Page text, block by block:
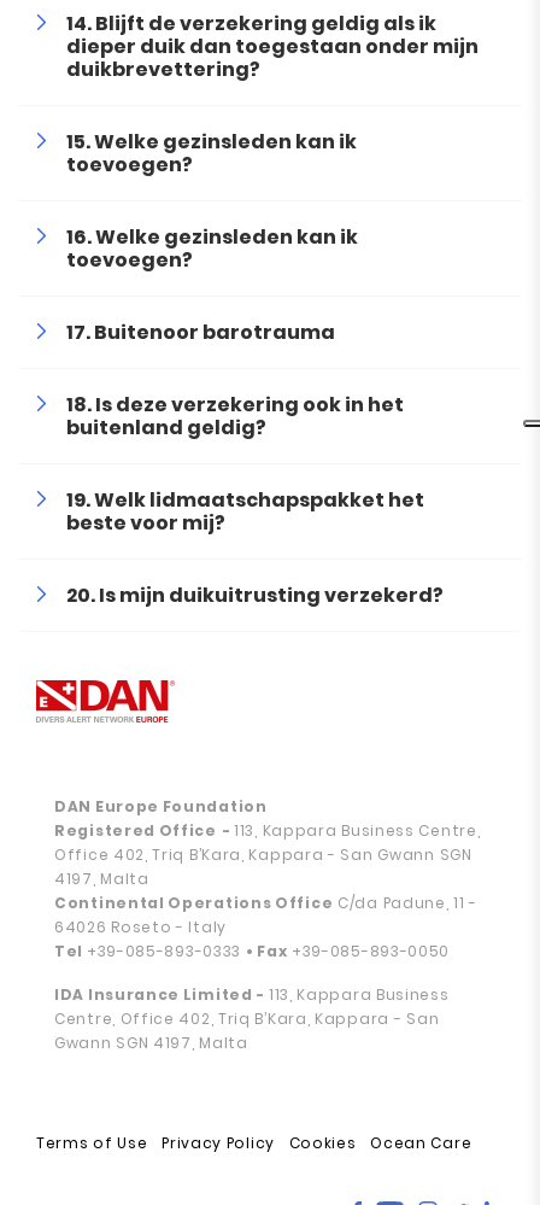
Blijft de verzekering geldig als ik
dieper duik dan toegestaan onder mijn
duikbrevettering?
Welke gezinsleden kan ik
toevoegen?
Welke gezinsleden kan ik
toevoegen?
Buitenoor barotrauma
Is deze verzekering ook in het
buitenland geldig?
Welk lidmaatschapspakket het
beste voor mij?
Is mijn duikuitrusting verzekerd?
DAN Europe Foundation
Registered Office -113, Kappara Business Centre,
Office 402, Triq B’Kara, Kappara - San Gwann SGN
4197, Malta
Continental Operations Office C/da Padune, 11 -
64026 Roseto - Italy
Tel +39-085-893-0333 • Fax +39-085-893-0050
IDA Insurance Limited - 113, Kappara Business
Centre, Office 402, Triq B’Kara, Kappara - San
Gwann SGN 4197, Malta
Terms of Use Privacy Policy Cookies Ocean Care